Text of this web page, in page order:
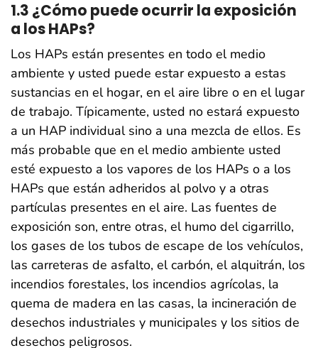
1.3 ¿Cómo puede ocurrir la exposición
a los HAPs?
Los HAPs están presentes en todo el medio
ambiente y usted puede estar expuesto a estas
sustancias en el hogar, en el aire libre o en el lugar
de trabajo. Típicamente, usted no estará expuesto
a un HAP individual sino a una mezcla de ellos. Es
más probable que en el medio ambiente usted
esté expuesto a los vapores de los HAPs o a los
HAPs que están adheridos al polvo y a otras
partículas presentes en el aire. Las fuentes de
exposición son, entre otras, el humo del cigarrillo,
los gases de los tubos de escape de los vehículos,
las carreteras de asfalto, el carbón, el alquitrán, los
incendios forestales, los incendios agrícolas, la
quema de madera en las casas, la incineración de
desechos industriales y municipales y los sitios de
desechos peligrosos.